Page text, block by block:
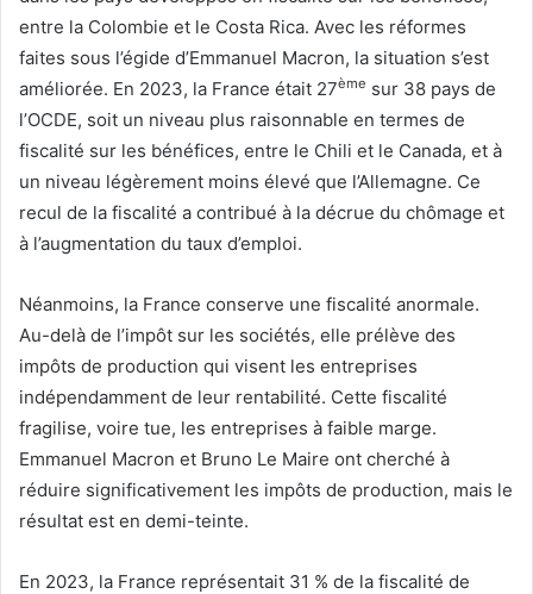
entre la Colombie et le Costa Rica. Avec les réformes
faites sous l’égide d’Emmanuel Macron, la situation s’est
améliorée. En 2023, la France était 27ème sur 38 pays de
l’OCDE, soit un niveau plus raisonnable en termes de
fiscalité sur les bénéfices, entre le Chili et le Canada, et à
un niveau légèrement moins élevé que l’Allemagne. Ce
recul de la fiscalité a contribué à la décrue du chômage et
à l’augmentation du taux d’emploi.
Néanmoins, la France conserve une fiscalité anormale.
Au-delà de l’impôt sur les sociétés, elle prélève des
impôts de production qui visent les entreprises
indépendamment de leur rentabilité. Cette fiscalité
fragilise, voire tue, les entreprises à faible marge.
Emmanuel Macron et Bruno Le Maire ont cherché à
réduire significativement les impôts de production, mais le
résultat est en demi-teinte.
En 2023, la France représentait 31 % de la fiscalité de